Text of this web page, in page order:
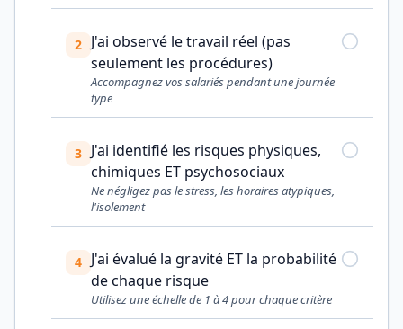
2 J'ai observé le travail réel (pas
seulement les procédures)
Accompagnez vos salariés pendant une journée
type
3 J'ai identifié les risques physiques,
chimiques ET psychosociaux
Ne négligez pas le stress, les horaires atypiques,
l'isolement
4 J'ai évalué la gravité ET la probabilité
de chaque risque
Utilisez une échelle de 1 à 4 pour chaque critère